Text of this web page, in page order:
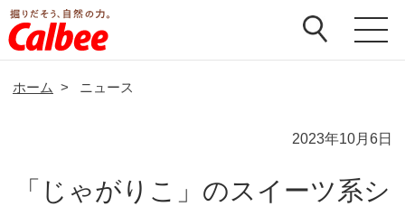
ホーム > ニュース
2023年10月6日
「じゃがりこ」のスイーツ系シ